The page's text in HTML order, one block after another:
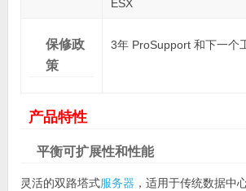
ESX
保修政
策
3年 ProSupport 和下一个
产品特性
平衡可扩展性和性能
灵活的双路塔式服务器 ，适用于传统数据中